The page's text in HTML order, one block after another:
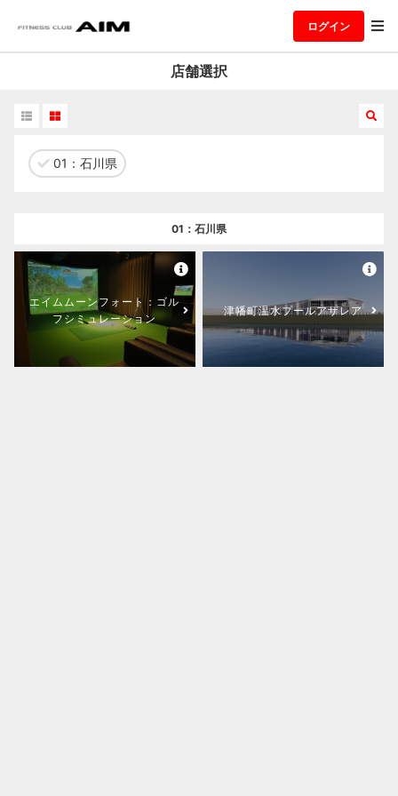
ログイン
店舗選択
01：石川県
01：石川県
エイムムーンフォート：ゴル
フシミュレーション
津幡町温水プールアザレア